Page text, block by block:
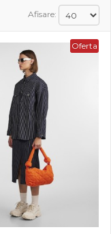
Afisare:
Oferta